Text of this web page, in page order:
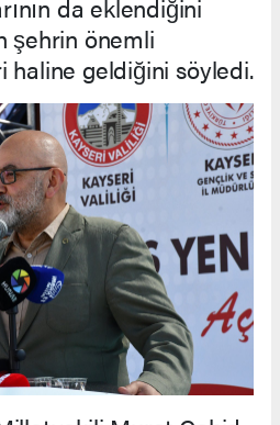
da eklendiğini
şehrin önemli
haline geldiğini söyledi.